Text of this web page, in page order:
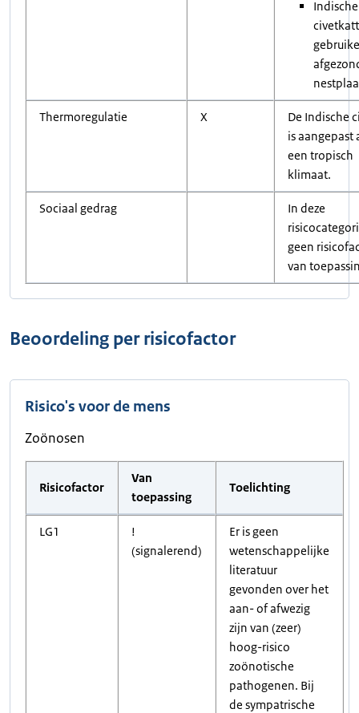
Indische
Thermoregulatie X
De Indische
is aangepast
een tropisch
klimaat.
Sociaal gedrag
In deze
geen
van
Beoordeling per risicofactor
Risico's voor de mens
Zoönosen
Risicofactor
Van
toepassing
Toelichting
LG1
!
(signalerend)
Er is geen
wetenschappelijke
literatuur
gevonden over het
aan- of afwezig
zijn van (zeer)
hoog-risico
zoönotische
pathogenen. Bij
de sympatrische